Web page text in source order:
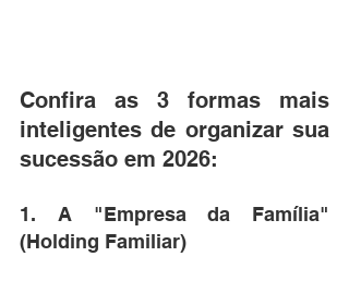
Confira as 3 formas mais
inteligentes de organizar sua
sucessão em 2026:
1. A "Empresa da Família"
(Holding Familiar)